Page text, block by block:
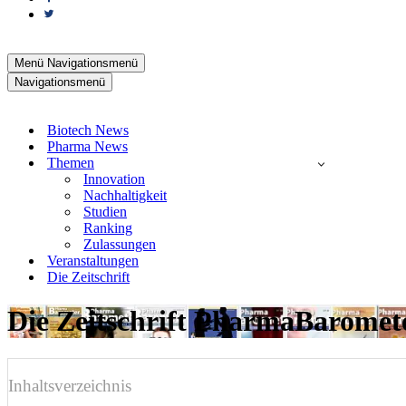
Menü Navigationsmenü
Navigationsmenü
Biotech News
Pharma News
Themen
Innovation
Nachhaltigkeit
Studien
Ranking
Zulassungen
Veranstaltungen
Die Zeitschrift
Die Zeitschrift
Inhaltsverzeichnis